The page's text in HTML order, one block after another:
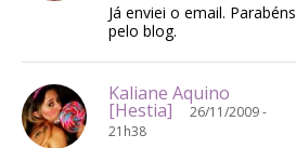
Já enviei o email. Parabéns
pelo blog.
Kaliane Aquino
[Hestia]
26/11/2009 -
21h38